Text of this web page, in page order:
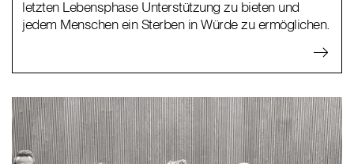
letzten Lebensphase Unterstützung zu bieten und
jedem Menschen ein Sterben in Würde zu ermöglichen.